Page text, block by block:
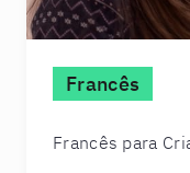
Francês
Francês para